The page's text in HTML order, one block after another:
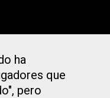
ha
que
pero